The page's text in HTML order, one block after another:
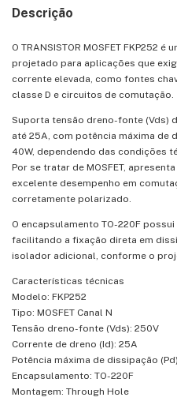
Descrição
O TRANSISTOR MOSFET FKP252
projetado para aplicações que
corrente elevada, como fontes
classe D e circuitos de comutação.
Suporta tensão dreno-fonte (Vds)
até 25A, com potência máxima de
40W, dependendo das condições
Por se tratar de MOSFET,
excelente desempenho em
corretamente polarizado.
O encapsulamento TO-220F
facilitando a fixação direta em
isolador adicional, conforme o
Características técnicas
Modelo: FKP252
Tipo: MOSFET Canal N
Tensão dreno-fonte (Vds): 250V
Corrente de dreno (Id): 25A
Potência máxima de dissipação
Encapsulamento: TO-220F
Montagem: Through Hole